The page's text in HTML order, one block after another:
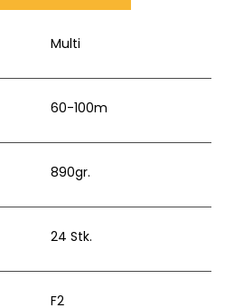
Multi
60-100m
890gr.
24 Stk.
F2